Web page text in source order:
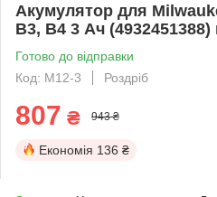
Акумулятор для
B3, B4 3 Ач (4932451388)
Готово до відправки
Код: M12-3
Роздріб
807 ₴ 943 ₴
Економія 136 ₴